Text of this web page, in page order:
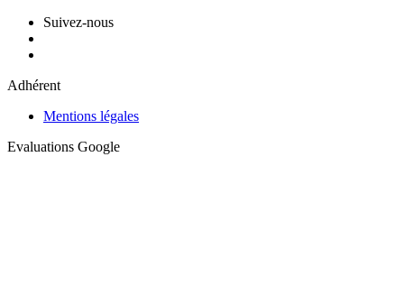
Suivez-nous
Adhérent
Mentions légales
Evaluations Google